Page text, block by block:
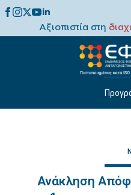
Αξιοπιστία στη
Ανάκληση